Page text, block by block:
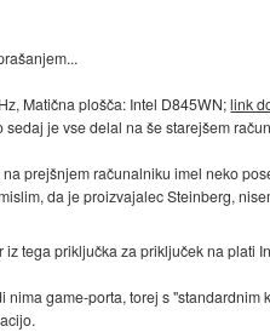
Matična plošča: Intel D845WN;link
je vse delal na še starejšem
prejšnjem računalniku imel neko
da je proizvajalec Steinberg,
tega priključka za priključek na plati
nima game-porta, torej s "standardnim